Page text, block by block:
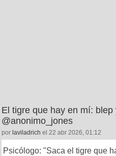
El tigre que hay en mí:
@anonimo_jones
por laviladrich el 22 abr 2026, 01:12
Psicólogo: "Saca el tigre que